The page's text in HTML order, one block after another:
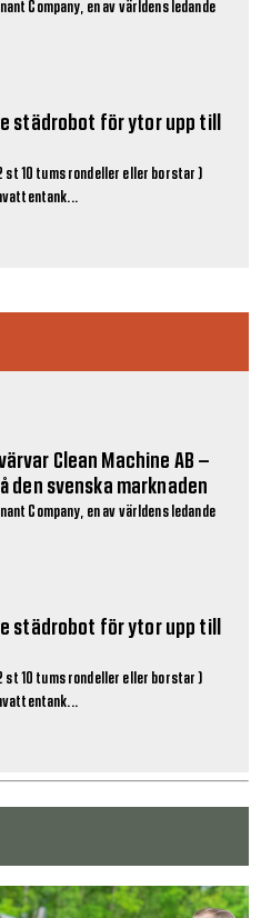
Company, en av världens ledande
städrobot för ytor upp till
st 10 tums rondeller eller borstar )
Clean Machine AB –
den svenska marknaden
Company, en av världens ledande
städrobot för ytor upp till
st 10 tums rondeller eller borstar )